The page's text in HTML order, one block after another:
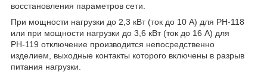
восстановления параметров сети.
При мощности нагрузки до 2,3 кВт (ток до 10 А) для РН-118
или при мощности нагрузки до 3,6 кВт (ток до 16 А) для
РН-119 отключение производится непосредственно
изделием, выходные контакты которого включены в разрыв
питания нагрузки.